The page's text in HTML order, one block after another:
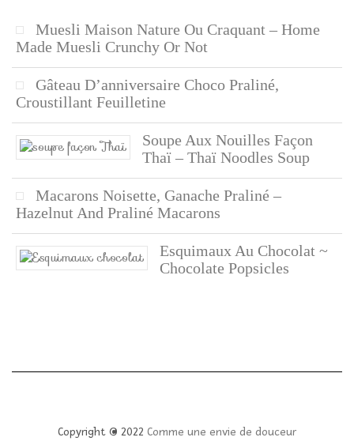
Muesli Maison Nature Ou Craquant – Home
Made Muesli Crunchy Or Not
Gâteau D’anniversaire Choco Praliné,
Croustillant Feuilletine
Soupe Aux Nouilles Façon
Thaï – Thaï Noodles Soup
Macarons Noisette, Ganache Praliné –
Hazelnut And Praliné Macarons
Esquimaux Au Chocolat ~
Chocolate Popsicles
Copyright © 2022 Comme une envie de douceur